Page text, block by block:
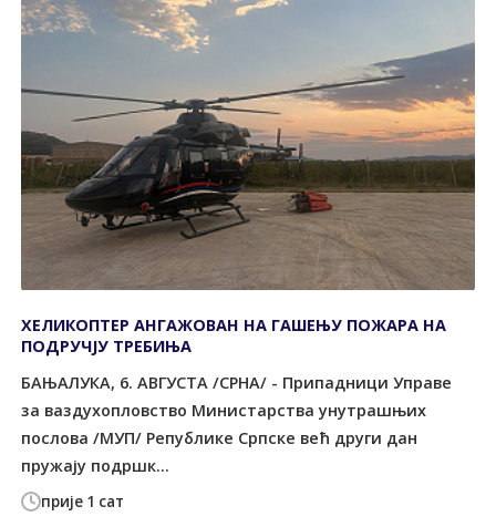
прије 1 сат
ХЕЛИКОПТЕР АНГАЖОВАН НА ГАШЕЊУ ПОЖАРА НА
ПОДРУЧЈУ ТРЕБИЊА
БАЊАЛУКА, 6. АВГУСТА /СРНА/ - Припадници Управе
за ваздухопловство Министарства унутрашњих
послова /МУП/ Републике Српске већ други дан
пружају подршк...